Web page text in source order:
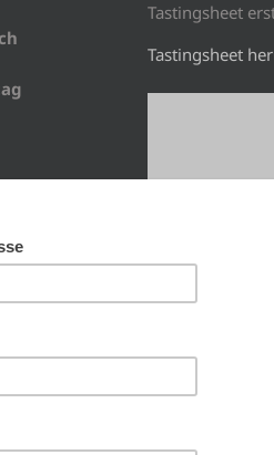
Mitglieder
der
und
Uhr
damit wir den
Lounge ab
Tastingsheet
Tastingsheet